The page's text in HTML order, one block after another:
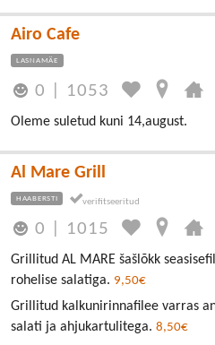
Airo Cafe
LASNAMÄE
0 1053
Oleme suletud kuni 14,august.
Al Mare Grill
HAABERSTI
0 1015
Grillitud AL MARE šašlõkk
rohelise salatiga. 9,50€
Grillitud kalkunirinnafilee varras
salati ja ahjukartulitega. 8,50€